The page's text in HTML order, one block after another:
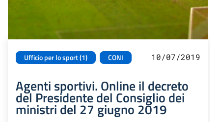
Ufficio per lo sport (1) CONI 10/07/2019
Agenti sportivi. Online il decreto
del Presidente del Consiglio dei
ministri del 27 giugno 2019